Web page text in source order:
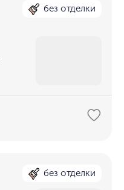
без отделки
без отделки